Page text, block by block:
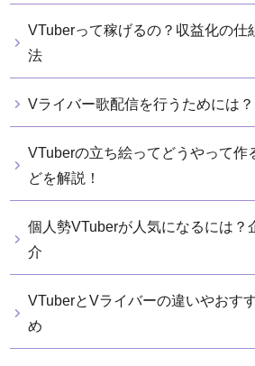
VTuberって稼げるの？収益化の仕
法
Vライバー歌配信を行うためには？
VTuberの立ち絵ってどうやって作
どを解説！
個人勢VTuberが人気になるには？
介
VTuberとVライバーの違いやおす
め